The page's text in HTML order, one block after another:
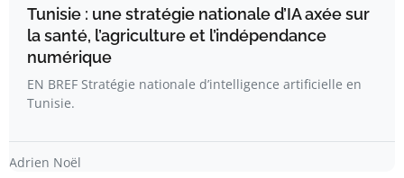
Tunisie : une stratégie nationale d’IA axée sur
la santé, l’agriculture et l’indépendance
numérique
EN BREF Stratégie nationale d’intelligence artificielle en
Tunisie.
Adrien Noël